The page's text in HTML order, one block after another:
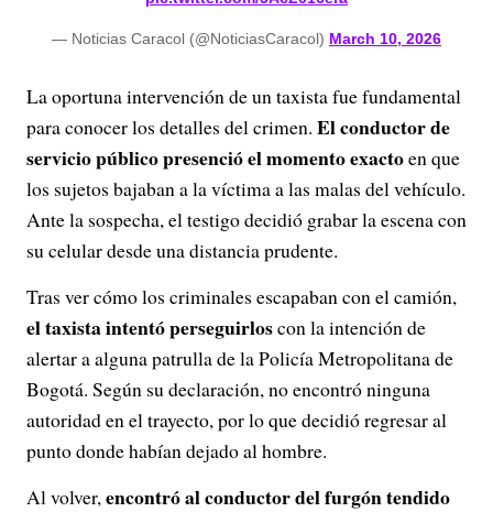
— Noticias Caracol (@NoticiasCaracol) March 10, 2026
La oportuna intervención de un taxista fue fundamental
para conocer los detalles del crimen. El conductor de
servicio público presenció el momento exactoen que
los sujetos bajaban a la víctima a las malas del vehículo.
Ante la sospecha, el testigo decidió grabar la escena con
su celular desde una distancia prudente.
Tras ver cómo los criminales escapaban con el camión,
el taxista intentó perseguirloscon la intención de
alertar a alguna patrulla de la Policía Metropolitana de
Bogotá. Según su declaración, no encontró ninguna
autoridad en el trayecto, por lo que decidió regresar al
punto donde habían dejado al hombre.
Al volver,encontró al conductor del furgón tendido